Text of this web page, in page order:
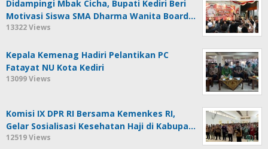
Didampingi Mbak Cicha, Bupati Kediri Beri
Motivasi Siswa SMA Dharma Wanita Board…
13322 Views
Kepala Kemenag Hadiri Pelantikan PC
Fatayat NU Kota Kediri
13099 Views
Komisi IX DPR RI Bersama Kemenkes RI,
Gelar Sosialisasi Kesehatan Haji di Kabupa…
12519 Views